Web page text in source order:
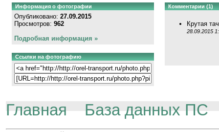
Информация о фотографии
Опубликовано: 27.09.2015
Просмотров: 962
Подробная информация »
Ссылки на фотографию
Комментарии (1)
Крутая
28.09.2015
Главная База данных ПС